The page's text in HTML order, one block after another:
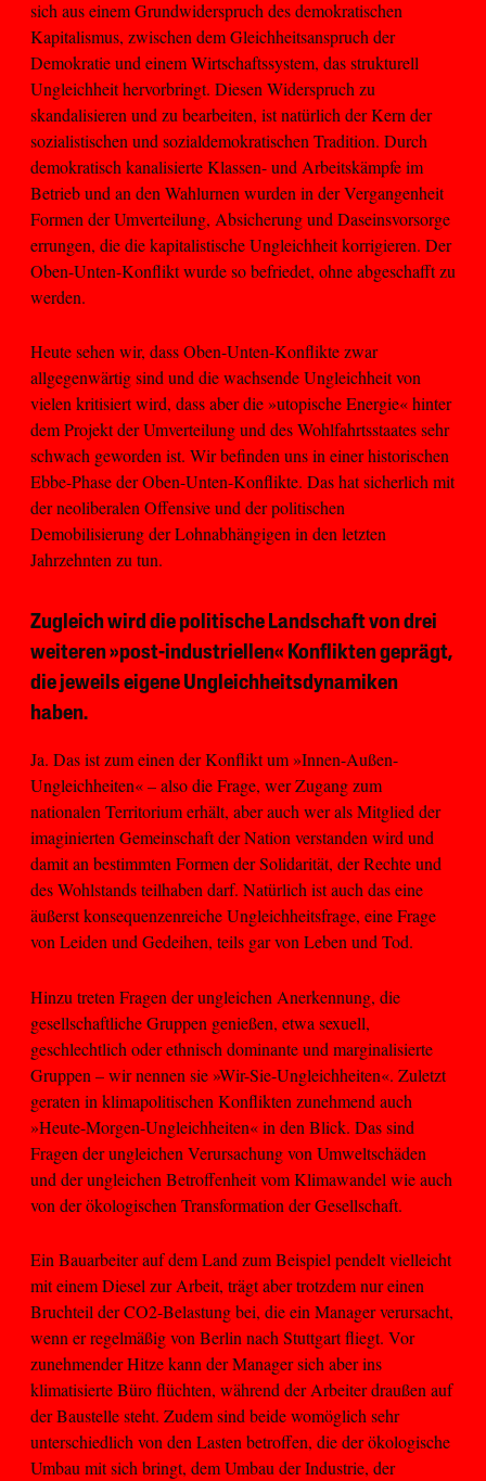
sich aus einem Grundwiderspruch des demokratischen
Kapitalismus, zwischen dem Gleichheitsanspruch der
Demokratie und einem Wirtschaftssystem, das strukturell
Ungleichheit hervorbringt. Diesen Widerspruch zu
skandalisieren und zu bearbeiten, ist natürlich der Kern der
sozialistischen und sozialdemokratischen Tradition. Durch
demokratisch kanalisierte Klassen- und Arbeitskämpfe im
Betrieb und an den Wahlurnen wurden in der Vergangenheit
Formen der Umverteilung, Absicherung und Daseinsvorsorge
errungen, die die kapitalistische Ungleichheit korrigieren. Der
Oben-Unten-Konflikt wurde so befriedet, ohne abgeschafft zu
werden.
Heute sehen wir, dass Oben-Unten-Konflikte zwar
allgegenwärtig sind und die wachsende Ungleichheit von
vielen kritisiert wird, dass aber die »utopische Energie« hinter
dem Projekt der Umverteilung und des Wohlfahrtsstaates sehr
schwach geworden ist. Wir befinden uns in einer historischen
Ebbe-Phase der Oben-Unten-Konflikte. Das hat sicherlich mit
der neoliberalen Offensive und der politischen
Demobilisierung der Lohnabhängigen in den letzten
Jahrzehnten zu tun.
Zugleich wird die politische Landschaft von drei
weiteren »post-industriellen« Konflikten geprägt,
die jeweils eigene Ungleichheitsdynamiken
haben.
Ja. Das ist zum einen der Konflikt um »Innen-Außen-
Ungleichheiten« – also die Frage, wer Zugang zum
nationalen Territorium erhält, aber auch wer als Mitglied der
imaginierten Gemeinschaft der Nation verstanden wird und
damit an bestimmten Formen der Solidarität, der Rechte und
des Wohlstands teilhaben darf. Natürlich ist auch das eine
äußerst konsequenzenreiche Ungleichheitsfrage, eine Frage
von Leiden und Gedeihen, teils gar von Leben und Tod.
Hinzu treten Fragen der ungleichen Anerkennung, die
gesellschaftliche Gruppen genießen, etwa sexuell,
geschlechtlich oder ethnisch dominante und marginalisierte
Gruppen – wir nennen sie »Wir-Sie-Ungleichheiten«. Zuletzt
geraten in klimapolitischen Konflikten zunehmend auch
»Heute-Morgen-Ungleichheiten« in den Blick. Das sind
Fragen der ungleichen Verursachung von Umweltschäden
und der ungleichen Betroffenheit vom Klimawandel wie auch
von der ökologischen Transformation der Gesellschaft.
Ein Bauarbeiter auf dem Land zum Beispiel pendelt vielleicht
mit einem Diesel zur Arbeit, trägt aber trotzdem nur einen
Bruchteil der CO2-Belastung bei, die ein Manager verursacht,
wenn er regelmäßig von Berlin nach Stuttgart fliegt. Vor
zunehmender Hitze kann der Manager sich aber ins
klimatisierte Büro flüchten, während der Arbeiter draußen auf
der Baustelle steht. Zudem sind beide womöglich sehr
unterschiedlich von den Lasten betroffen, die der ökologische
Umbau mit sich bringt, dem Umbau der Industrie, der